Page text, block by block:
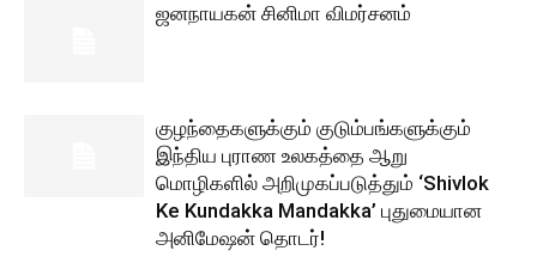
ஜனநாயகன் சினிமா விமர்சனம்
குழந்தைகளுக்கும் குடும்பங்களுக்கும்
இந்திய புராண உலகத்தை ஆறு
மொழிகளில் அறிமுகப்படுத்தும் ‘Shivlok
Ke Kundakka Mandakka’ புதுமையான
அனிமேஷன் தொடர்!